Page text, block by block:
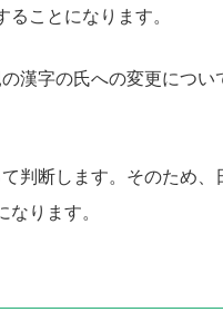
ことになります。
漢字の氏への変更につい
判断します。そのため、
ります。